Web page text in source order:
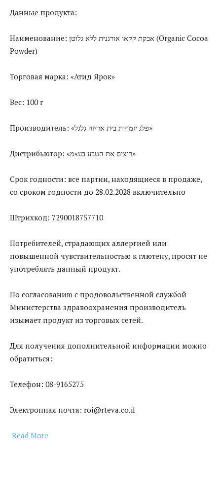
Данные продукта:
Наименование: אבקת קקאו אורגנית ללא גלוטן (Organic Cocoa
Powder)
Торговая марка: «Атид Ярок»
Вес: 100 г
Производитель: «פלג יזמויות בית אריזה גלגל»
Дистрибьютор: «רוצים את הטבע בע»מ»
Срок годности: все партии, находящиеся в продаже,
со сроком годности до 28.02.2028 включительно
Штрихкод: 7290018757710
Потребителей, страдающих аллергией или
повышенной чувствительностью к глютену, просят не
употреблять данный продукт.
По согласованию с продовольственной службой
Министерства здравоохранения производитель
изымает продукт из торговых сетей.
Для получения дополнительной информации можно
обратиться:
Телефон: 08-9165275
Электронная почта: roi@rteva.co.il
Read More